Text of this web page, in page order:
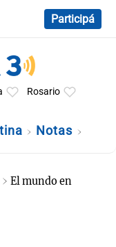
Participá
Rosario
Notas
El mundo en